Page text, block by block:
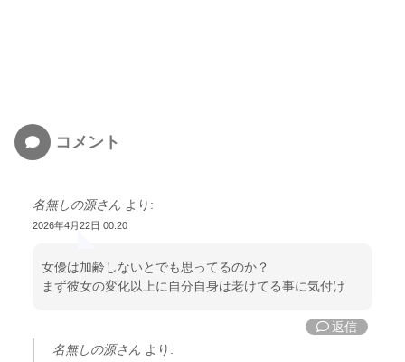
コメント
名無しの源さん より:
2026年4月22日 00:20
女優は加齢しないとでも思ってるのか？
まず彼女の変化以上に自分自身は老けてる事に気付け
返信
名無しの源さん より: